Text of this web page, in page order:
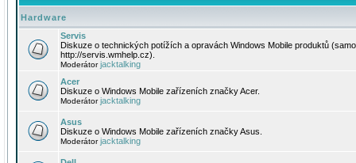
Hardware
Servis
Diskuze o technických potížích a opravách Windows Mobile produktů
http://servis.wmhelp.cz).
Moderátorjacktalking
Acer
Diskuze o Windows Mobile zařízeních značky Acer.
Moderátorjacktalking
Asus
Diskuze o Windows Mobile zařízeních značky Asus.
Moderátorjacktalking